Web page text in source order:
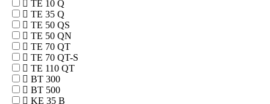
TE 10 Q
TE 35 Q
TE 50 QS
TE 50 QN
TE 70 QT
TE 70 QT-S
TE 110 QT
BT 300
BT 500
KE 35 B